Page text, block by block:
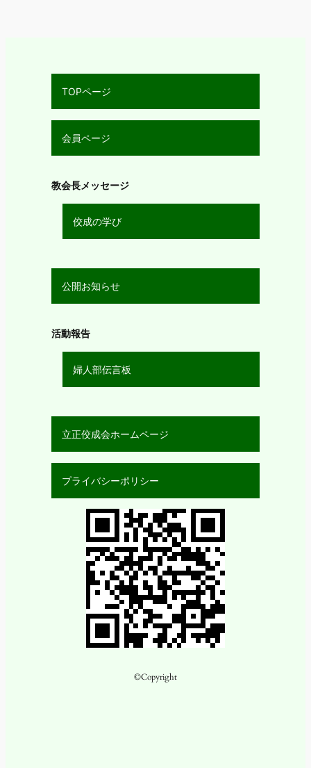
TOPページ
会員ページ
教会長メッセージ
佼成の学び
公開お知らせ
活動報告
婦人部伝言板
立正佼成会ホームページ
プライバシーポリシー
©Copyright